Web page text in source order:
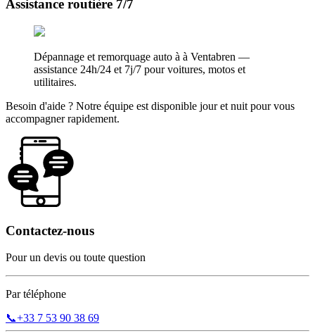
Assistance routière 7/7
Dépannage et remorquage auto à à Ventabren —
assistance 24h/24 et 7j/7 pour voitures, motos et
utilitaires.
Besoin d'aide ? Notre équipe est disponible jour et nuit pour vous
accompagner rapidement.
Contactez-nous
Pour un devis ou toute question
Par téléphone
📞+33 7 53 90 38 69